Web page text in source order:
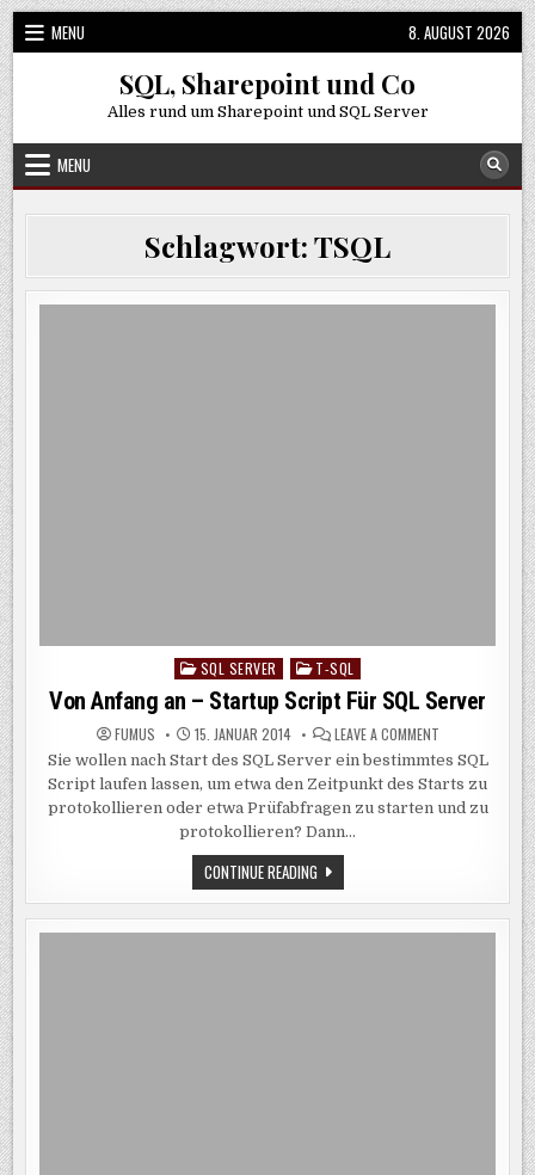
Skip
to
content
MENU 8. AUGUST 2026
SQL, Sharepoint und Co
Alles rund um Sharepoint und SQL Server
MENU
Schlagwort:TSQL
Posted
in
SQL SERVER T-SQL
Von Anfang an – Startup Script Für SQL Server
FUMUS 15. JANUAR 2014 LEAVE A COMMENTON
ANFANG
AN
–
STARTUP
SCRIPT
Sie wollen nach Start des SQL Server ein bestimmtes SQL
Script laufen lassen, um etwa den Zeitpunkt des Starts zu
protokollieren oder etwa Prüfabfragen zu starten und zu
protokollieren? Dann…
CONTINUE READINGVON
ANFANG
AN
–
STARTUP